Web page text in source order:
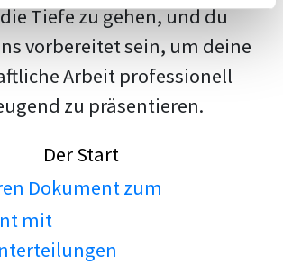
Tiefe zu gehen, und du
vorbereitet sein, um deine
Arbeit professionell
zu präsentieren.
Der Start
Dokument zum
mit